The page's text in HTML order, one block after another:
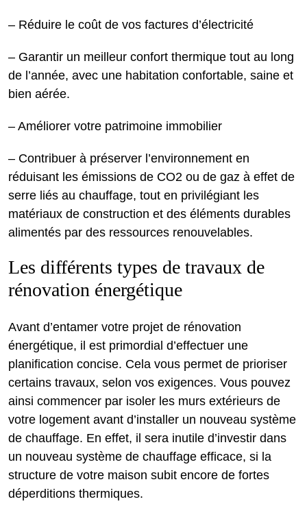
– Réduire le coût de vos factures d’électricité
– Garantir un meilleur confort thermique tout au long
de l’année, avec une habitation confortable, saine et
bien aérée.
– Améliorer votre patrimoine immobilier
– Contribuer à préserver l’environnement en
réduisant les émissions de CO2 ou de gaz à effet de
serre liés au chauffage, tout en privilégiant les
matériaux de construction et des éléments durables
alimentés par des ressources renouvelables.
Les différents types de travaux de
rénovation énergétique
Avant d’entamer votre projet de rénovation
énergétique, il est primordial d’effectuer une
planification concise. Cela vous permet de prioriser
certains travaux, selon vos exigences. Vous pouvez
ainsi commencer par isoler les murs extérieurs de
votre logement avant d’installer un nouveau système
de chauffage. En effet, il sera inutile d’investir dans
un nouveau système de chauffage efficace, si la
structure de votre maison subit encore de fortes
déperditions thermiques.